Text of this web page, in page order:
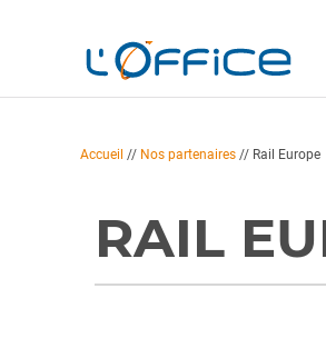
Accueil // Nos partenaires // Rail Europe
RAIL